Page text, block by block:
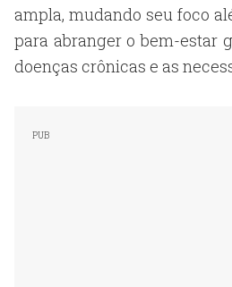
ampla, mudando seu foco
para abranger o bem-estar
doenças crônicas e as